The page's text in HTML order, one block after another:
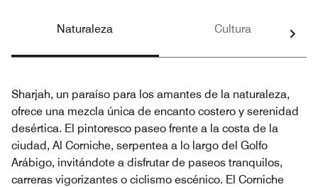
Naturaleza Cultura
Sharjah, un paraíso para los amantes de la naturaleza,
ofrece una mezcla única de encanto costero y serenidad
desértica. El pintoresco paseo frente a la costa de la
ciudad, Al Corniche, serpentea a lo largo del Golfo
Arábigo, invitándote a disfrutar de paseos tranquilos,
carreras vigorizantes o ciclismo escénico. El Corniche